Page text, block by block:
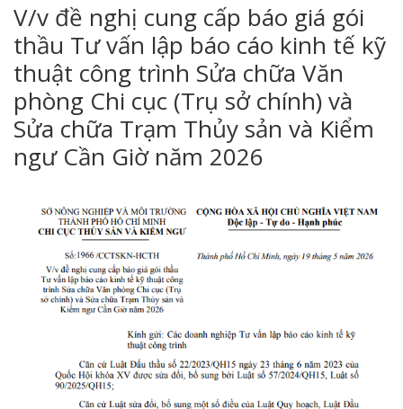
V/v đề nghị cung cấp báo giá gói
thầu Tư vấn lập báo cáo kinh tế kỹ
thuật công trình Sửa chữa Văn
phòng Chi cục (Trụ sở chính) và
Sửa chữa Trạm Thủy sản và Kiểm
ngư Cần Giờ năm 2026